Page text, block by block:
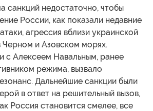
санкций недостаточно, чтобы
России, как показали недавние
агрессия вблизи украинской
Черном и Азовском морях.
с Алексеем Навальным, ранее
режима, вызвало
Дальнейшие санкции были
в ответ на решительный вызов,
Россия становится смелее, все